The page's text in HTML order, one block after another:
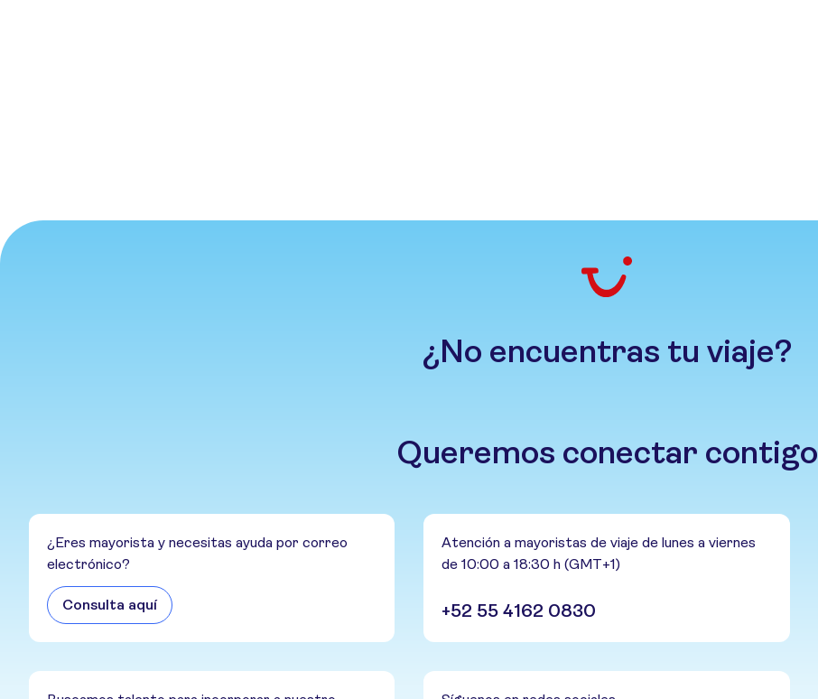
¿No encuentras tu viaje?
Queremos conectar contigo
¿Eres mayorista y necesitas ayuda por correo
electrónico?
Consulta aquí
Atención a mayoristas de viaje de lunes a viernes
de 10:00 a 18:30 h (GMT+1)
+52 55 4162 0830